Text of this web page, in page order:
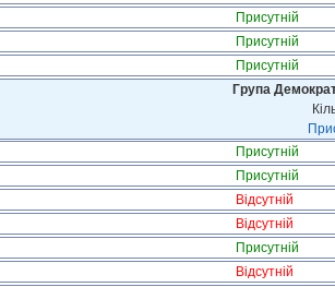
Присутній
Присутній
Присутній
Група
Присутній
Присутній
Відсутній
Відсутній
Присутній
Відсутній